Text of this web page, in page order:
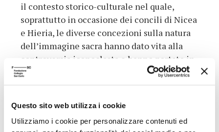
Questo sito web utilizza i cookie
Utilizziamo i cookie per personalizzare contenuti ed
il contesto storico-culturale nel quale,
soprattutto in occasione dei concili di Nicea
e Hieria, le diverse concezioni sulla natura
dell’immagine sacra hanno dato vita alla
controversia iconoclasta e hanno portato in
evidenza alcune diverse interpretazioni
teoriche.
La conferenza, aingresso libero
all’interno del teatro della Fondazione (via